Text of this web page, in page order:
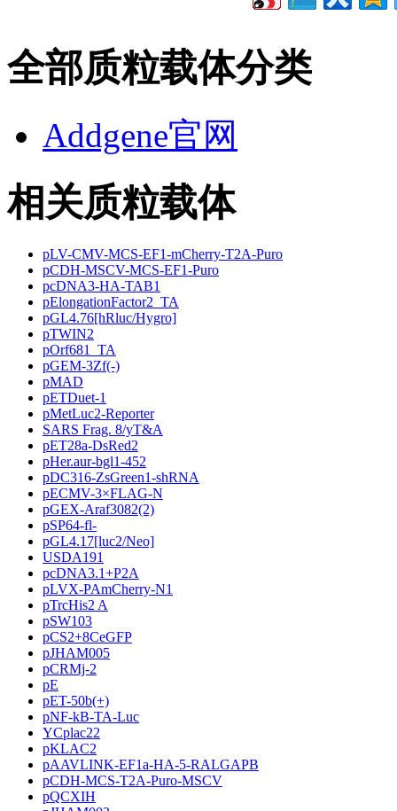
全部质粒载体分类
Addgene官网
相关质粒载体
pLV-CMV-MCS-EF1-mCherry-T2A-Puro
pCDH-MSCV-MCS-EF1-Puro
pcDNA3-HA-TAB1
pElongationFactor2_TA
pGL4.76[hRluc/Hygro]
pTWIN2
pOrf681_TA
pGEM-3Zf(-)
pMAD
pETDuet-1
pMetLuc2-Reporter
SARS Frag. 8/yT&A
pET28a-DsRed2
pHer.aur-bgl1-452
pDC316-ZsGreen1-shRNA
pECMV-3×FLAG-N
pGEX-Araf3082(2)
pSP64-fl-
pGL4.17[luc2/Neo]
USDA191
pcDNA3.1+P2A
pLVX-PAmCherry-N1
pTrcHis2 A
pSW103
pCS2+8CeGFP
pJHAM005
pCRMj-2
pE
pET-50b(+)
pNF-kB-TA-Luc
YCplac22
pKLAC2
pAAVLINK-EF1a-HA-5-RALGAPB
pCDH-MCS-T2A-Puro-MSCV
pQCXIH